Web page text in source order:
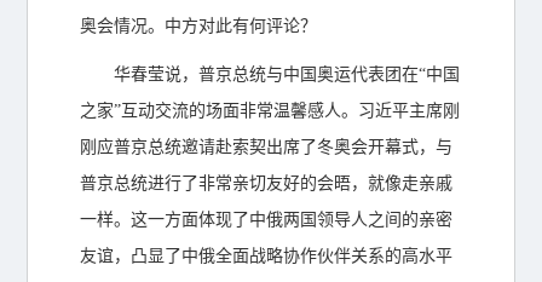
奥会情况。中方对此有何评论？
华春莹说，普京总统与中国奥运代表团在“中国
之家”互动交流的场面非常温馨感人。习近平主席刚
刚应普京总统邀请赴索契出席了冬奥会开幕式，与
普京总统进行了非常亲切友好的会晤，就像走亲戚
一样。这一方面体现了中俄两国领导人之间的亲密
友谊，凸显了中俄全面战略协作伙伴关系的高水平